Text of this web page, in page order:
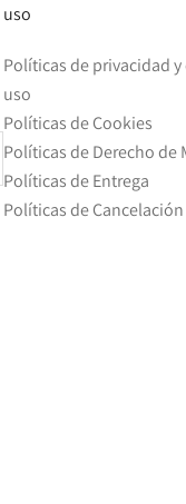
uso
Políticas de privacidad
uso
Políticas de Cookies
Políticas de Derecho de
Políticas de Entrega
Políticas de